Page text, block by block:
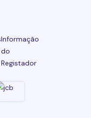
Informação
do
Registador